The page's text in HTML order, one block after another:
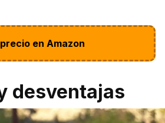
en Amazon
desventajas